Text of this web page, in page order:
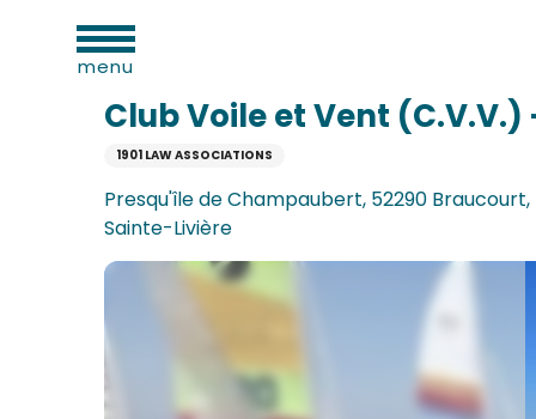
contenumenu
Home
Club Voile et Vent
1901 LAW ASSOCIATIONS
Presqu'île de Champaubert, 52290
Sainte-Livière